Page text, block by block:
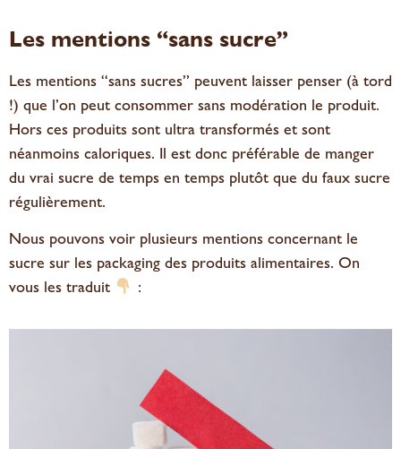
Les mentions “sans sucre”
Les mentions “sans sucres” peuvent laisser penser (à tord
!) que l’on peut consommer sans modération le produit.
Hors ces produits sont ultra transformés et sont
néanmoins caloriques. Il est donc préférable de manger
du vrai sucre de temps en temps plutôt que du faux sucre
régulièrement.
Nous pouvons voir plusieurs mentions concernant le
sucre sur les packaging des produits alimentaires. On
vous les traduit
: